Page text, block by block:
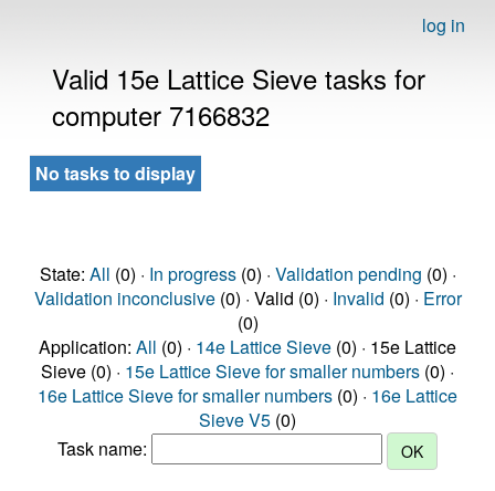
log in
Valid 15e Lattice Sieve tasks for
computer 7166832
No tasks to display
State: All (0) · In progress(0) · Validation pending (0) ·
Validation inconclusive(0) · Valid (0) · Invalid (0) · Error
(0)
Application: All (0) · 14e Lattice Sieve (0) · 15e Lattice
Sieve (0) · 15e Lattice Sieve for smaller numbers (0) ·
16e Lattice Sieve for smaller numbers (0) · 16e Lattice
Sieve V5 (0)
Task name: